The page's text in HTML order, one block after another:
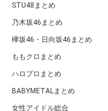
STU48まとめ
乃木坂46まとめ
欅坂46・日向坂46まとめ
ももクロまとめ
ハロプロまとめ
BABYMETALまとめ
女性アイドル総合